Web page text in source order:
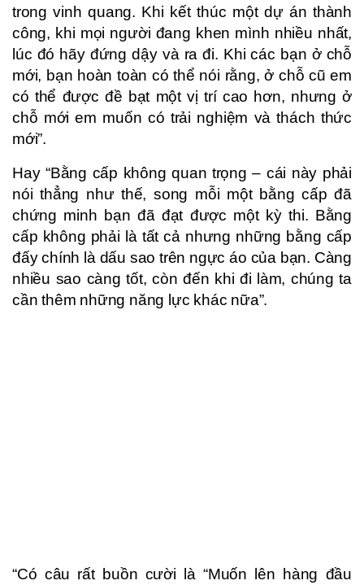
trong vinh quang. Khi kết thúc một dự án thành
công, khi mọi người đang khen mình nhiều nhất,
lúc đó hãy đứng dậy và ra đi. Khi các bạn ở chỗ
mới, bạn hoàn toàn có thể nói rằng, ở chỗ cũ em
có thể được đề bạt một vị trí cao hơn, nhưng ở
chỗ mới em muốn có trải nghiệm và thách thức
mới”.
Hay “Bằng cấp không quan trọng – cái này phải
nói thẳng như thế, song mỗi một bằng cấp đã
chứng minh bạn đã đạt được một kỳ thi. Bằng
cấp không phải là tất cả nhưng những bằng cấp
đấy chính là dấu sao trên ngực áo của bạn. Càng
nhiều sao càng tốt, còn đến khi đi làm, chúng ta
cần thêm những năng lực khác nữa”.
“Có câu rất buồn cười là “Muốn lên hàng đầu